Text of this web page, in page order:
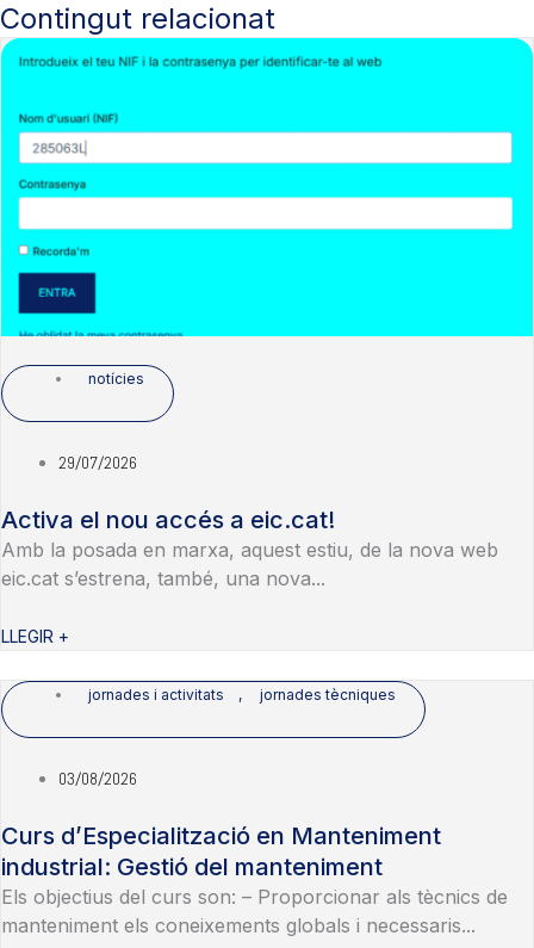
Contingut relacionat
notícies
29/07/2026
Activa el nou accés a eic.cat!
Amb la posada en marxa, aquest estiu, de la nova web
eic.cat s’estrena, també, una nova...
LLEGIR +
jornades i activitats , jornades tècniques
03/08/2026
Curs d’Especialització en Manteniment
industrial: Gestió del manteniment
Els objectius del curs son: – Proporcionar als tècnics de
manteniment els coneixements globals i necessaris...